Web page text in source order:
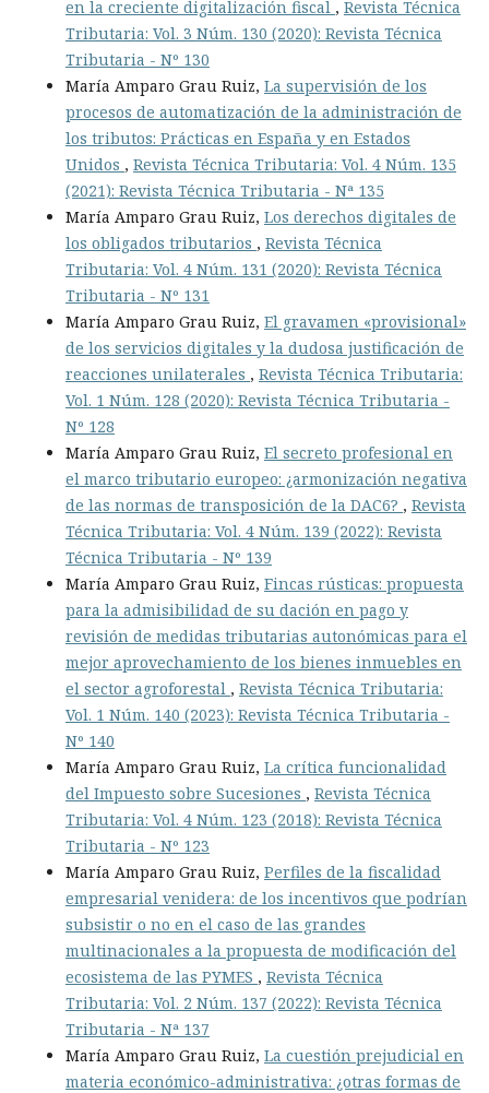
en la creciente digitalización fiscal , Revista Técnica
Tributaria: Vol. 3 Núm. 130 (2020): Revista Técnica
Tributaria - Nº 130
María Amparo Grau Ruiz, La supervisión de los
procesos de automatización de la administración de
los tributos: Prácticas en España y en Estados
Unidos , Revista Técnica Tributaria: Vol. 4 Núm. 135
(2021): Revista Técnica Tributaria - Nª 135
María Amparo Grau Ruiz, Los derechos digitales de
los obligados tributarios , Revista Técnica
Tributaria: Vol. 4 Núm. 131 (2020): Revista Técnica
Tributaria - Nº 131
María Amparo Grau Ruiz, El gravamen «provisional»
de los servicios digitales y la dudosa justificación de
reacciones unilaterales , Revista Técnica Tributaria:
Vol. 1 Núm. 128 (2020): Revista Técnica Tributaria -
Nº 128
María Amparo Grau Ruiz, El secreto profesional en
el marco tributario europeo: ¿armonización negativa
de las normas de transposición de la DAC6? , Revista
Técnica Tributaria: Vol. 4 Núm. 139 (2022): Revista
Técnica Tributaria - Nº 139
María Amparo Grau Ruiz, Fincas rústicas: propuesta
para la admisibilidad de su dación en pago y
revisión de medidas tributarias autonómicas para el
mejor aprovechamiento de los bienes inmuebles en
el sector agroforestal , Revista Técnica Tributaria:
Vol. 1 Núm. 140 (2023): Revista Técnica Tributaria -
Nº 140
María Amparo Grau Ruiz, La crítica funcionalidad
del Impuesto sobre Sucesiones , Revista Técnica
Tributaria: Vol. 4 Núm. 123 (2018): Revista Técnica
Tributaria - Nº 123
María Amparo Grau Ruiz, Perfiles de la fiscalidad
empresarial venidera: de los incentivos que podrían
subsistir o no en el caso de las grandes
multinacionales a la propuesta de modificación del
ecosistema de las PYMES , Revista Técnica
Tributaria: Vol. 2 Núm. 137 (2022): Revista Técnica
Tributaria - Nª 137
María Amparo Grau Ruiz, La cuestión prejudicial en
materia económico-administrativa: ¿otras formas de